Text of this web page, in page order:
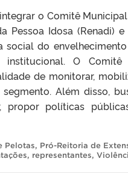
o Comitê
Pessoa Idosa (Renadi) e
social do
institucional. O Comitê
de monitorar,
Além disso,
propor políticas
Pelotas, Pró-Reitoria de
, representantes,